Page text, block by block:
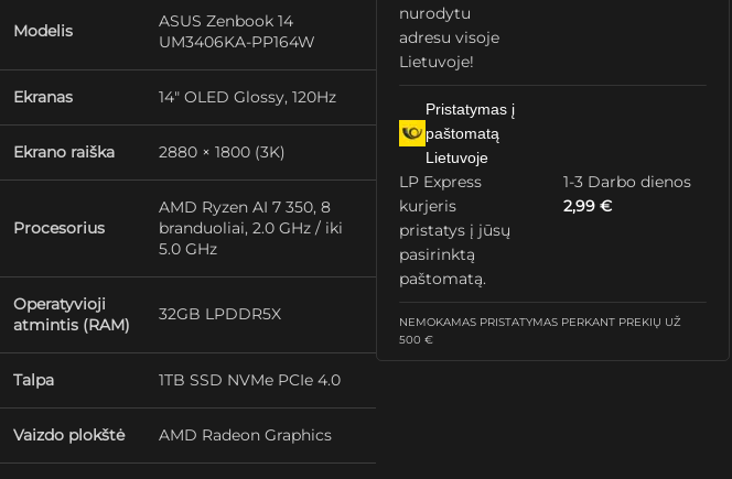
Modelis
ASUS Zenbook 14
UM3406KA-PP164W
Ekranas 14″ OLED Glossy, 120Hz
Ekrano raiška 2880 × 1800 (3K)
Procesorius
AMD Ryzen AI 7 350, 8
branduoliai, 2.0 GHz / iki
5.0 GHz
Operatyvioji
atmintis (RAM)
32GB LPDDR5X
Talpa 1TB SSD NVMe PCIe 4.0
Vaizdo plokštė AMD Radeon Graphics
nurodytu
adresu visoje
Lietuvoje!
Pristatymas į
paštomatą
Lietuvoje
LP Express
kurjeris
pristatys į jūsų
pasirinktą
paštomatą.
1-3 Darbo dienos
2,99€
NEMOKAMAS PRISTATYMAS PERKANT PREKIŲ UŽ
500 €